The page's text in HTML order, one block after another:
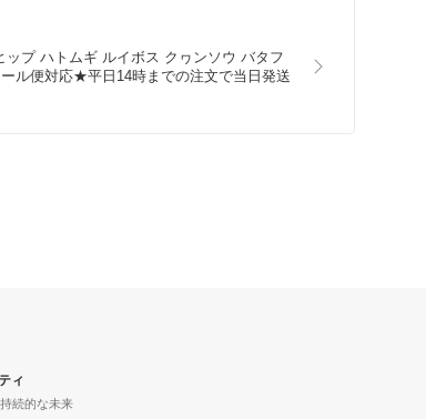
プ ハトムギ ルイボス クヮンソウ バタフ
ル便対応★平日14時までの注文で当日発送
ィ
続的な未来